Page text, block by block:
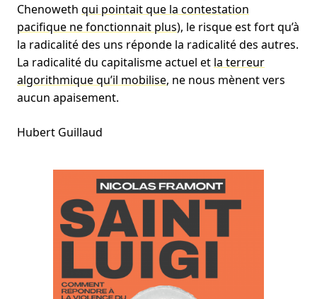
Chenoweth qui pointait que la contestation
pacifique ne fonctionnait plus), le risque est fort qu’à
la radicalité des uns réponde la radicalité des autres.
La radicalité du capitalisme actuel et la terreur
algorithmique qu’il mobilise, ne nous mènent vers
aucun apaisement.
Hubert Guillaud